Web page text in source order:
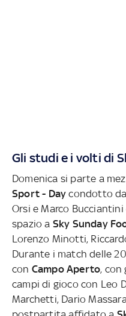
Gli studi e i volti di
Domenica si parte a
Sport - Day condotto da
Orsi e Marco
spazio a Sky Sunday
Lorenzo Minotti,
Durante i match delle
con Campo Aperto, con
campi di gioco con Leo
Marchetti, Dario